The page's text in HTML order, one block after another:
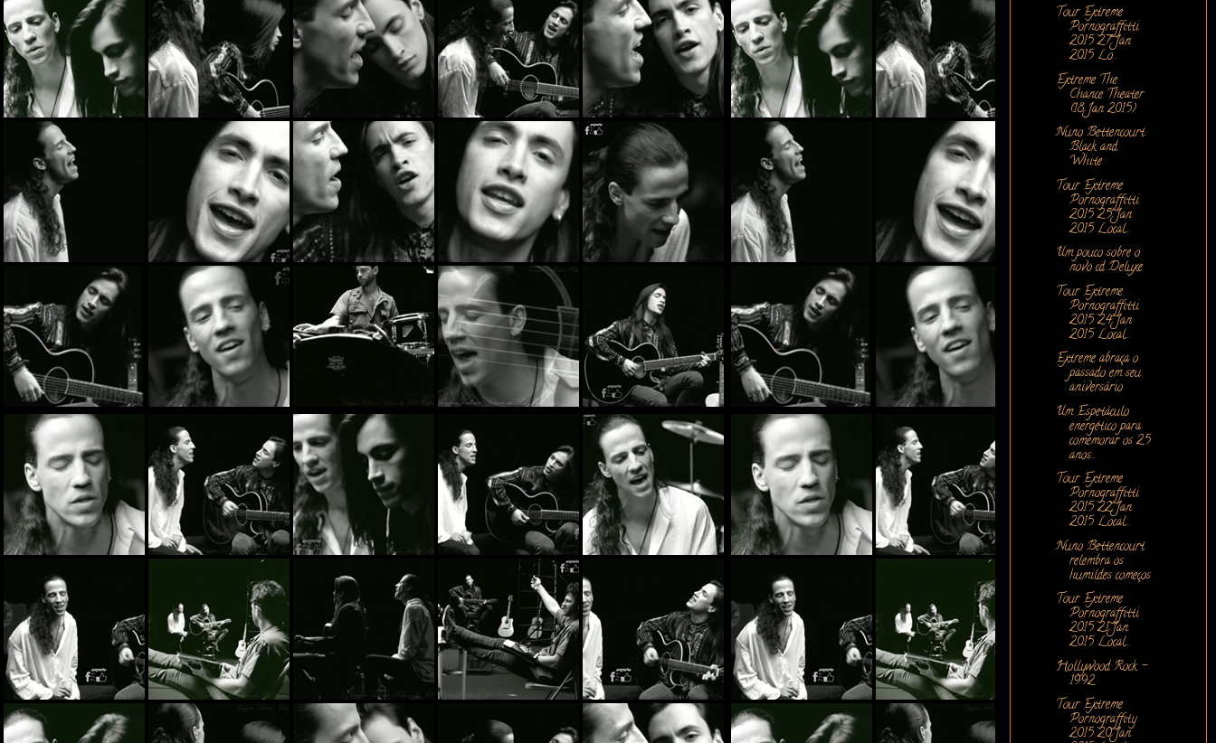
Tour Extreme
Pornograffitti
2015 27 Jan
2015 Lo...
Extreme The
Chance Theater
(18 Jan 2015)
Nuno Bettencourt:
Black and
White
Tour Extreme
Pornograffitti
2015 25 Jan
2015 Local...
Um pouco sobre o
novo cd Deluxe
Tour Extreme
Pornograffitti
2015 24 Jan
2015 Local...
Extreme abraça o
passado em seu
aniversário
Um Espetáculo
energético para
comemorar os 25
anos...
Tour Extreme
Pornograffitti
2015 22 Jan
2015 Local...
Nuno Bettencourt
relembra os
humildes começos
Tour Extreme
Pornograffitti
2015 21 Jan
2015 Local...
Hollywood Rock -
1992
Tour Extreme
Pornograffity
2015 20 Jan